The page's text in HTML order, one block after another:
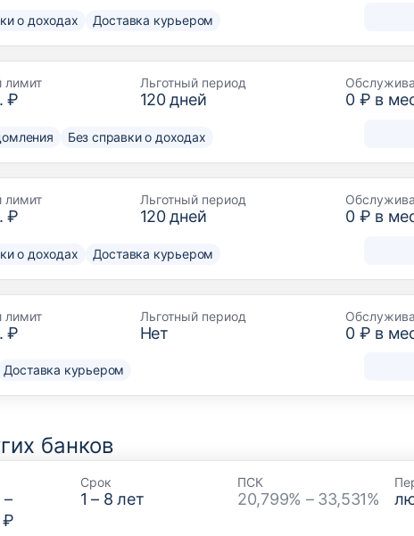
о доходах Доставка курьером
лимит
₽
Льготный период
120дней 0 ₽ в
Без справки о доходах
лимит
₽
Льготный период
120дней 0 ₽ в
о доходах Доставка курьером
лимит
₽
Льготный период
Нет 0 ₽ в
Доставка курьером
банков
–
₽
Срок
1 – 8 лет
ПСК
20,799% – 33,531%